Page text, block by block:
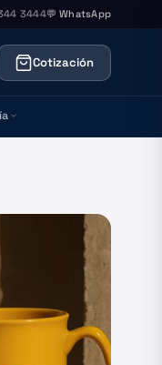
3444💬 WhatsApp
Cotización